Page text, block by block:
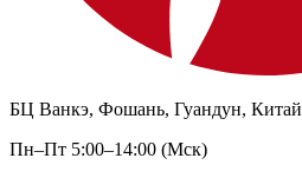
БЦ Ванкэ, Фошань, Гуандун, Китай
Пн–Пт 5:00–14:00 (Мск)